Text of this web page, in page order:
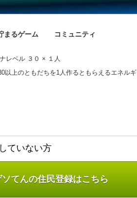
まるゲーム コミュニティ
レベル ３０ × １人
以上のともだちを1人作るともらえるエネルギ
ていない方
ソてんの住民登録はこちら